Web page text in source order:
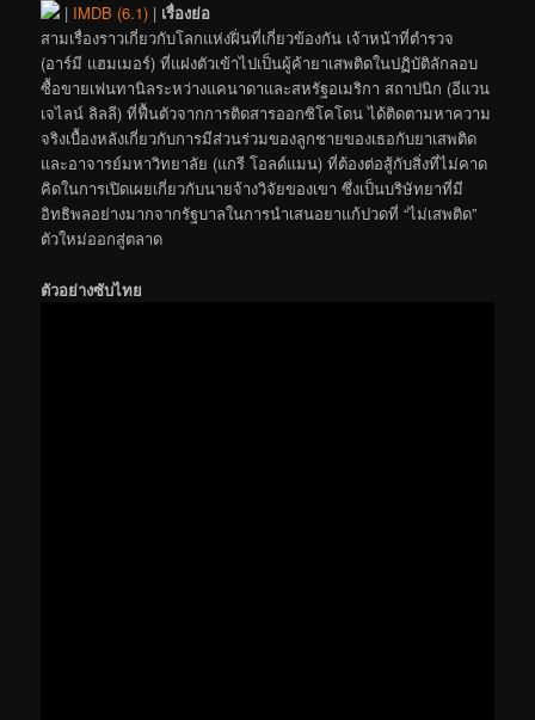
| IMDB (6.1) | เรื่องย่อ
สามเรื่องราวเกี่ยวกับโลกแห่งฝิ่นที่เกี่ยวข้องกัน เจ้าหน้าที่ตำรวจ
(อาร์มี แฮมเมอร์) ที่แฝงตัวเข้าไปเป็นผู้ค้ายาเสพติดในปฏิบัติลักลอบ
ซื้อขายเฟนทานิลระหว่างแคนาดาและสหรัฐอเมริกา สถาปนิก (อีแวน
เจไลน์ ลิลลี) ที่ฟื้นตัวจากการติดสารออกซิโคโดน ได้ติดตามหาความ
จริงเบื้องหลังเกี่ยวกับการมีส่วนร่วมของลูกชายของเธอกับยาเสพติด
และอาจารย์มหาวิทยาลัย (แกรี โอลด์แมน) ที่ต้องต่อสู้กับสิ่งที่ไม่คาด
คิดในการเปิดเผยเกี่ยวกับนายจ้างวิจัยของเขา ซึ่งเป็นบริษัทยาที่มี
อิทธิพลอย่างมากจากรัฐบาลในการนำเสนอยาแก้ปวดที่ “ไม่เสพติด”
ตัวใหม่ออกสู่ตลาด
ตัวอย่างซับไทย